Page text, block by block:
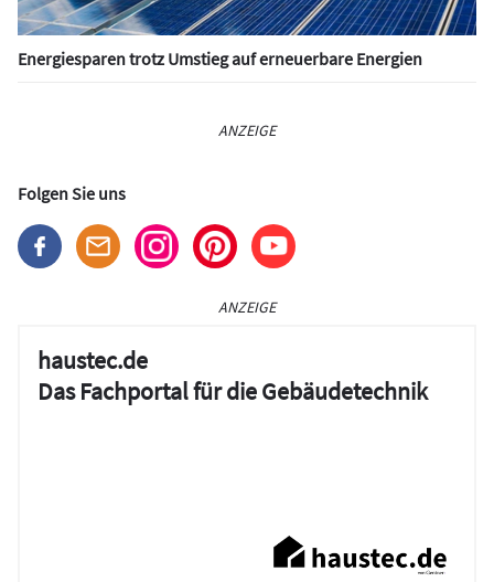
Energiesparen trotz Umstieg auf erneuerbare Energien
ANZEIGE
Folgen Sie uns
ANZEIGE
haustec.de
Das Fachportal für die Gebäudetechnik